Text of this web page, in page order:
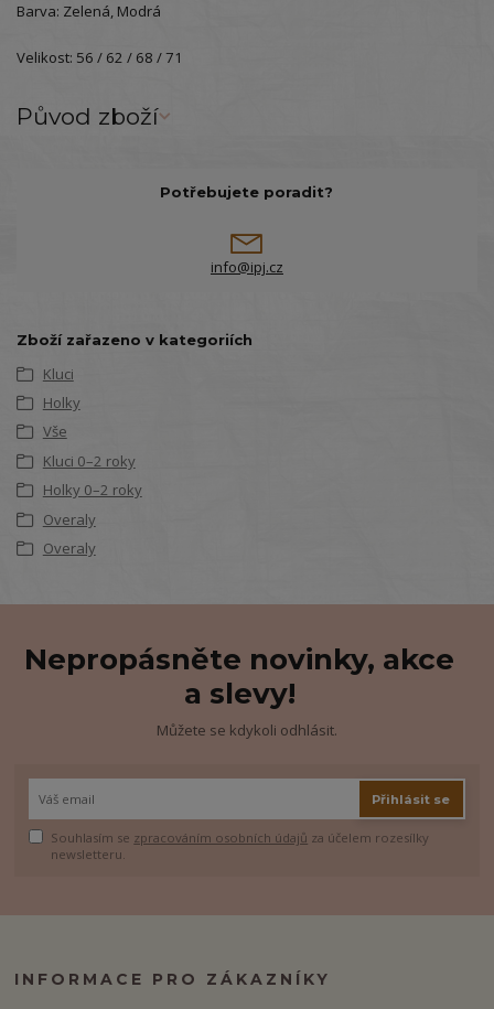
Barva: Zelená, Modrá
Velikost: 56 / 62 / 68 / 71
Původ zboží
Potřebujete poradit?
info@ipj.cz
Zboží zařazeno v kategoriích
Kluci
Holky
Vše
Kluci 0–2 roky
Holky 0–2 roky
Overaly
Overaly
Nepropásněte novinky, akce
a slevy!
Můžete se kdykoli odhlásit.
Přihlásit se
Souhlasím se zpracováním osobních údajů za účelem rozesílky
newsletteru.
INFORMACE PRO ZÁKAZNÍKY